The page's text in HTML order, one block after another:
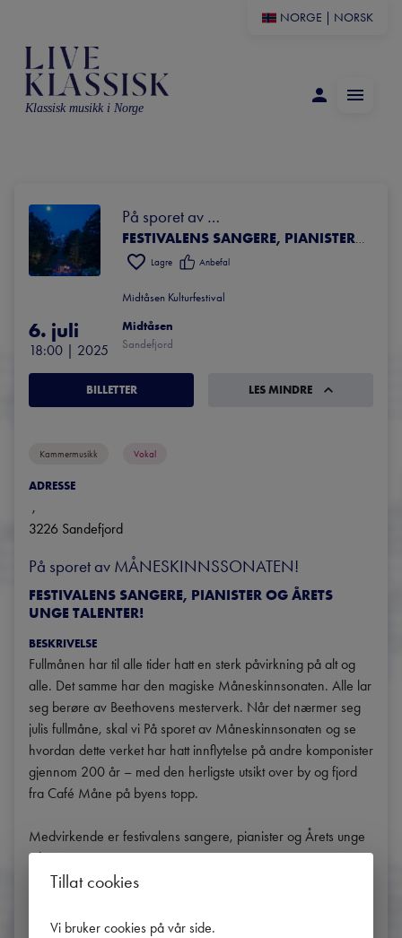
NORGE NORSK
Klassisk musikk i Norge
På sporet av
MÅNESKINNSSONATEN!
FESTIVALENS SANGERE, PIANISTER OG ÅRETS UNGE TALENTER!
Lagre Anbefal
Midtåsen Kulturfestival
6. juli
18:00 | 2025
Midtåsen
Sandefjord
BILLETTER LES MINDRE
Kammermusikk Vokal
ADRESSE
,
3226 Sandefjord
På sporet av MÅNESKINNSSONATEN!
FESTIVALENS SANGERE, PIANISTER OG ÅRETS
UNGE TALENTER!
BESKRIVELSE
Fullmånen har til alle tider hatt en sterk påvirkning på alt og
alle. Det samme har den magiske Måneskinnsonaten. Alle lar
seg berøre av Beethovens mesterverk. Når det nærmer seg
julis fullmåne, skal vi På sporet av Måneskinnsonaten og se
hvordan dette verket har hatt innflytelse på andre komponister
gjennom 200 år – med den herligste utsikt over by og fjord
fra Café Måne på byens topp.
Medvirkende er festivalens sangere, pianister og Årets unge
talenter!
Tillat cookies
Vi bruker cookies på vår side.